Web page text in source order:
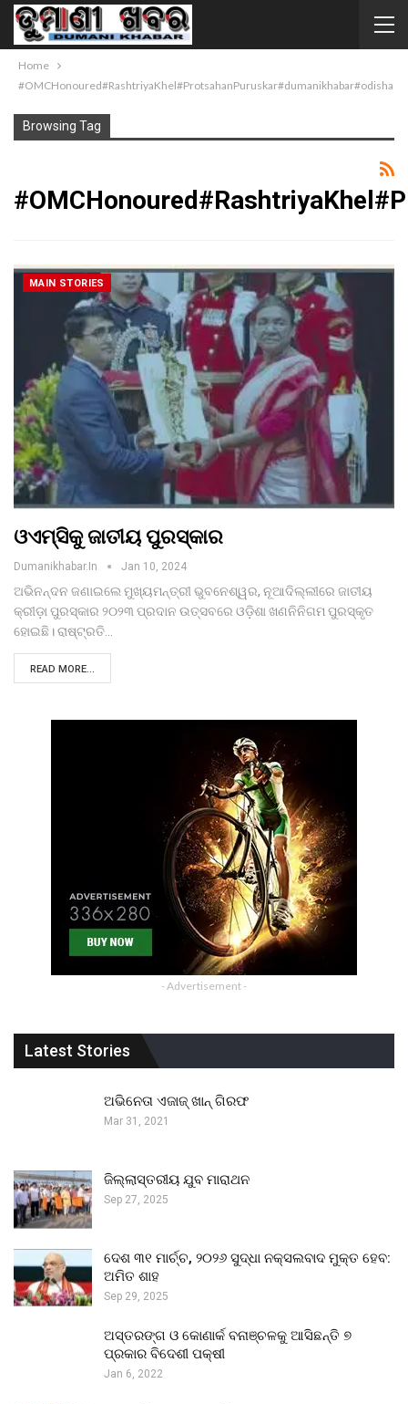
Home
#OMCHonoured#RashtriyaKhel#ProtsahanPuruskar#dumanikhabar#odisha
Browsing Tag
MAIN STORIES
ଓଏମ୍‌ସିକୁ ଜାତୀୟ ପୁରସ୍କାର
Dumanikhabar.in Jan 10, 2024
ଅଭିନନ୍ଦନ ଜଣାଇଲେ ମୁଖ୍ୟମନ୍ତ୍ରୀ ଭୁବନେଶ୍ୱର, ନୂଆଦିଲ୍ଲୀରେ ଜାତୀୟ
କ୍ରୀଡ଼ା ପୁରସ୍କାର ୨୦୨୩ ପ୍ରଦାନ ଉତ୍ସବରେ ଓଡ଼ିଶା ଖଣନିନିଗମ ପୁରସ୍କୃତ
ହୋଇଛି। ରାଷ୍ଟ୍ରତି…
READ MORE...
- Advertisement -
Latest Stories
ଅଭିନେତା ଏଜାଜ୍ ଖାନ୍ ଗିରଫ
Mar 31, 2021
ଜିଲ୍ଲାସ୍ତରୀୟ ଯୁବ ମାରାଥନ
Sep 27, 2025
ଦେଶ ୩୧ ମାର୍ଚ୍ଚ, ୨୦୨୬ ସୁଦ୍ଧା ନକ୍ସଲବାଦ ମୁକ୍ତ ହେବ:
ଅମିତ ଶାହ
Sep 29, 2025
ଅସ୍ତରଙ୍ଗ ଓ କୋଣାର୍କ ବନାଞ୍ଚଳକୁ ଆସିଛନ୍ତି ୭
ପ୍ରକାର ବିଦେଶୀ ପକ୍ଷୀ
Jan 6, 2022